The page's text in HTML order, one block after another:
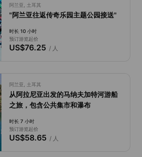
阿兰亚, 土耳其
"阿兰亚往返传奇乐园主题公园接送"
时长 10 小时
预订游览起价
US$76.25/ 人
阿兰亚, 土耳其
从阿拉尼亚出发的马纳夫加特河游船
之旅，包含公共集市和瀑布
时长 7 小时
预订游览起价
US$58.65/ 人